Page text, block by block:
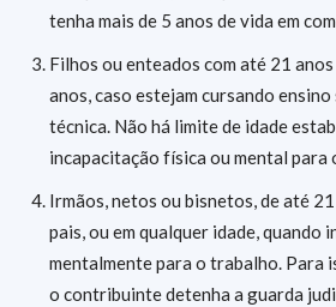
tenha mais de 5 anos de vida em
Filhos ou enteados com até 21
anos, caso estejam cursando
técnica. Não há limite de idade
incapacitação física ou mental para
Irmãos, netos ou bisnetos, de até
pais, ou em qualquer idade, quando
mentalmente para o trabalho. Para
o contribuinte detenha a guarda